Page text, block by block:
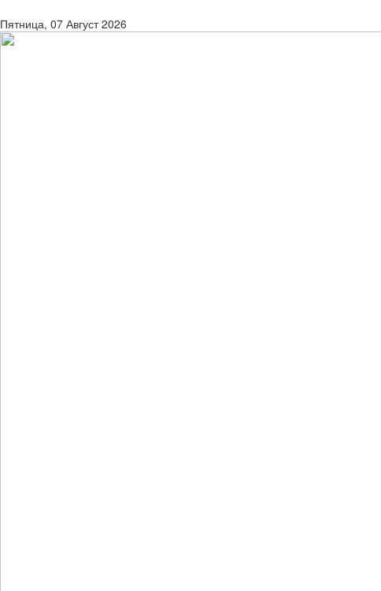
Пятница, 07 Август 2026